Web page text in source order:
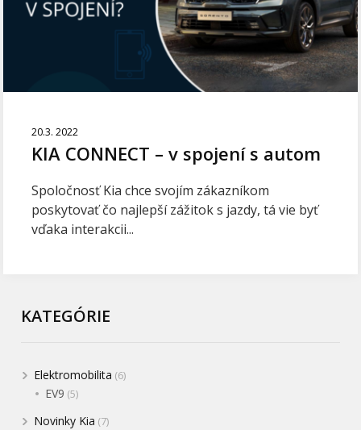
20.3. 2022
KIA CONNECT – v spojení s autom
Spoločnosť Kia chce svojím zákazníkom
poskytovať čo najlepší zážitok s jazdy, tá vie byť
vďaka interakcii...
KATEGÓRIE
Elektromobilita (6)
EV9 (5)
Novinky Kia (7)